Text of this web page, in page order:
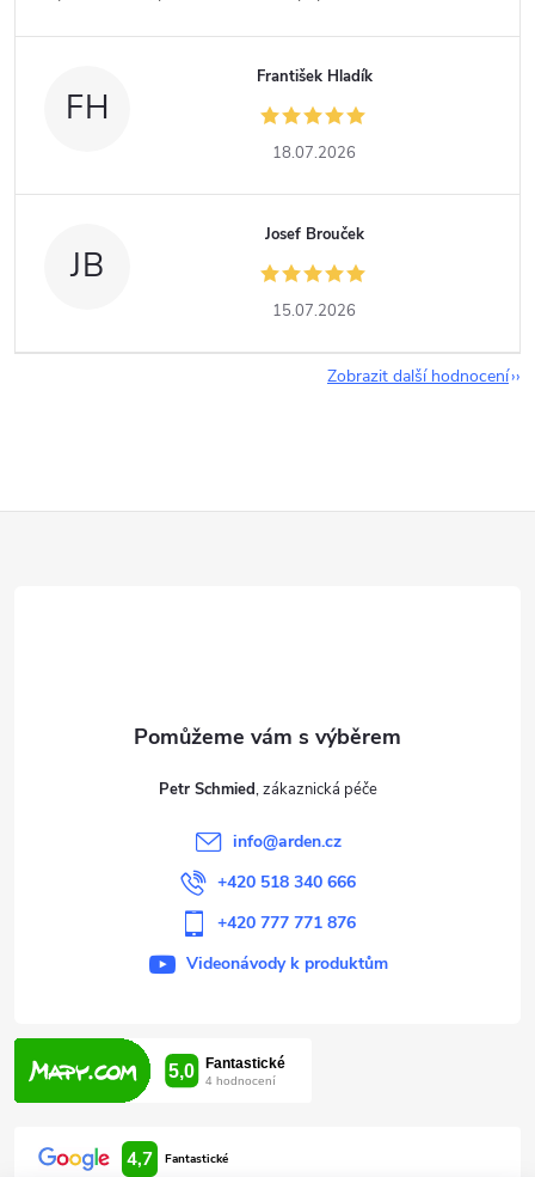
FH
František Hladík
18.07.2026
JB
Josef Brouček
15.07.2026
Zobrazit další hodnocení
Petr Schmied
info@arden.cz
+420 518 340 666
+420 777 771 876
Videonávody k produktům
4,7 Fantastické